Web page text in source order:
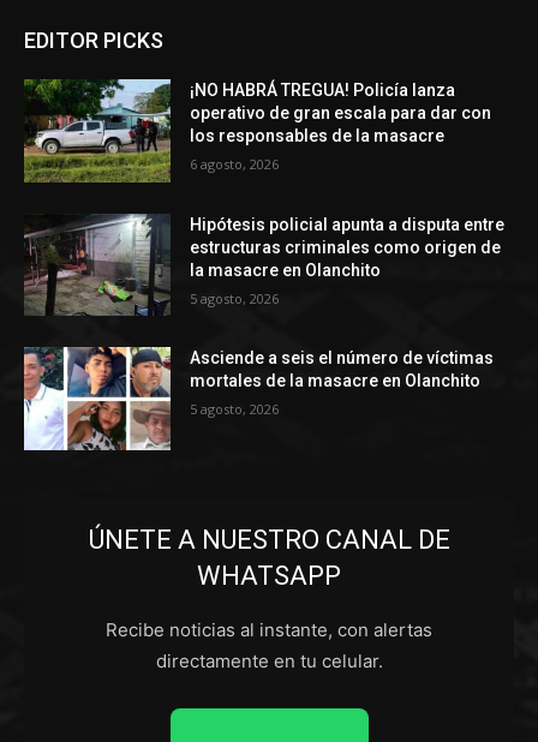
EDITOR PICKS
¡NO HABRÁ TREGUA! Policía lanza
operativo de gran escala para dar con
los responsables de la masacre
6 agosto, 2026
Hipótesis policial apunta a disputa entre
estructuras criminales como origen de
la masacre en Olanchito
5 agosto, 2026
Asciende a seis el número de víctimas
mortales de la masacre en Olanchito
5 agosto, 2026
ÚNETE A NUESTRO CANAL DE
WHATSAPP
Recibe noticias al instante, con alertas
directamente en tu celular.